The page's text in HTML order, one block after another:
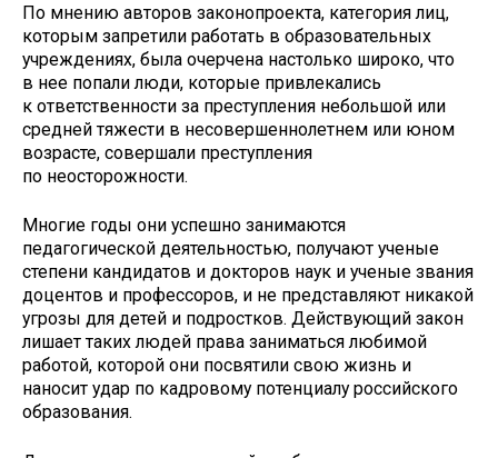
По мнению авторов законопроекта, категория лиц,
которым запретили работать в образовательных
учреждениях, была очерчена настолько широко, что
в нее попали люди, которые привлекались
к ответственности за преступления небольшой или
средней тяжести в несовершеннолетнем или юном
возрасте, совершали преступления
по неосторожности.
Многие годы они успешно занимаются
педагогической деятельностью, получают ученые
степени кандидатов и докторов наук и ученые звания
доцентов и профессоров, и не представляют никакой
угрозы для детей и подростков. Действующий закон
лишает таких людей права заниматься любимой
работой, которой они посвятили свою жизнь и
наносит удар по кадровому потенциалу российского
образования.